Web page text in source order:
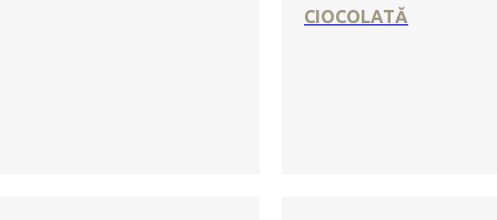
CIOCOLATĂ